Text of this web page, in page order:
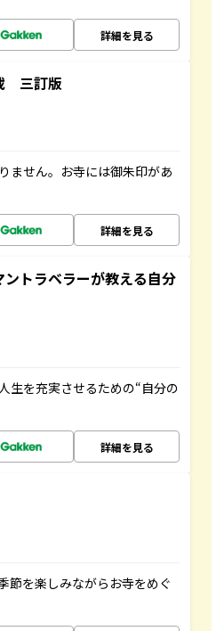
詳細を見る
三訂版
ません。お寺には御朱印があ
詳細を見る
トラベラーが教える自分
生を充実させるための“自分の
詳細を見る
節を楽しみながらお寺をめぐ